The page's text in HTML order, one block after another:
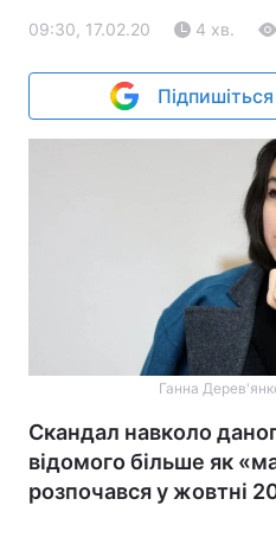
09:30, 17.02.20 4 хв.
Ганна
Скандал навколо
відомого більше як
розпочався у жовтні